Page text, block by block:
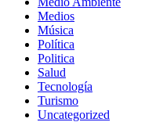
Medios
Música
Política
Politica
Salud
Tecnología
Turismo
Uncategorized